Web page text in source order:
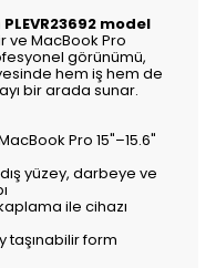
PLEVR23692 model
ve MacBook Pro
görünümü,
hem iş hem de
bir arada sunar.
Pro 15"–15.6"
yüzey, darbeye ve
ile cihazı
taşınabilir form